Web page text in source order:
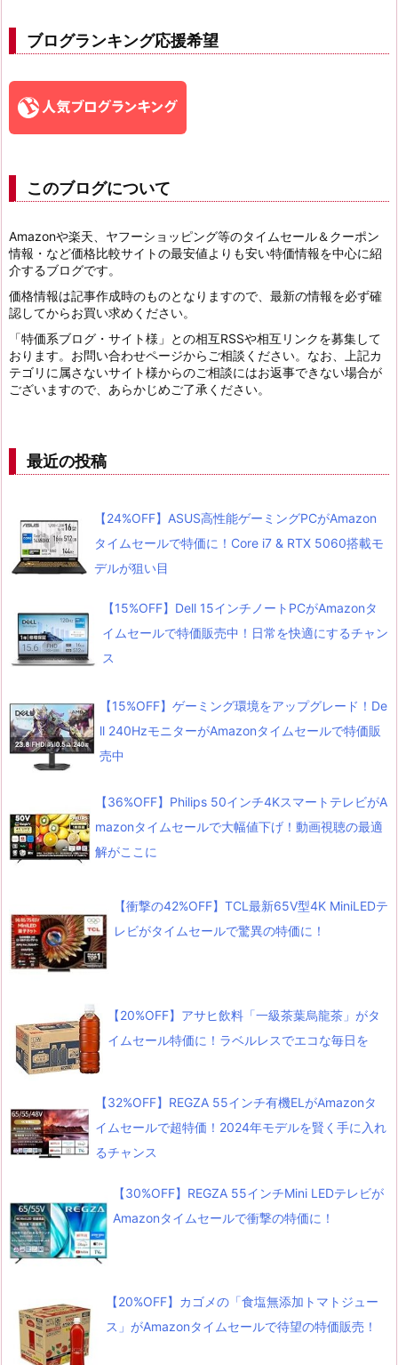
ブログランキング応援希望
このブログについて
Amazonや楽天、ヤフーショッピング等のタイムセール＆クーポン
情報・など価格比較サイトの最安値よりも安い特価情報を中心に紹
介するブログです。
価格情報は記事作成時のものとなりますので、最新の情報を必ず確
認してからお買い求めください。
「特価系ブログ・サイト様」との相互RSSや相互リンクを募集して
おります。お問い合わせページからご相談ください。なお、上記カ
テゴリに属さないサイト様からのご相談にはお返事できない場合が
ございますので、あらかじめご了承ください。
最近の投稿
【24%OFF】ASUS高性能ゲーミングPCがAmazon
タイムセールで特価に！Core i7 & RTX 5060搭載モ
デルが狙い目
【15%OFF】Dell 15インチノートPCがAmazonタ
イムセールで特価販売中！日常を快適にするチャン
ス
【15%OFF】ゲーミング環境をアップグレード！De
ll 240HzモニターがAmazonタイムセールで特価販
売中
【36%OFF】Philips 50インチ4KスマートテレビがA
mazonタイムセールで大幅値下げ！動画視聴の最適
解がここに
【衝撃の42%OFF】TCL最新65V型4K MiniLEDテ
レビがタイムセールで驚異の特価に！
【20%OFF】アサヒ飲料「一級茶葉烏龍茶」がタ
イムセール特価に！ラベルレスでエコな毎日を
【32%OFF】REGZA 55インチ有機ELがAmazonタ
イムセールで超特価！2024年モデルを賢く手に入れ
るチャンス
【30%OFF】REGZA 55インチMini LEDテレビが
Amazonタイムセールで衝撃の特価に！
【20%OFF】カゴメの「食塩無添加トマトジュー
ス」がAmazonタイムセールで待望の特価販売！